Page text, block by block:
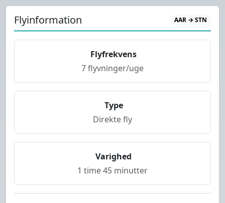
Flyinformation AAR → STN
Flyfrekvens
7 flyvninger/uge
Type
Direkte fly
Varighed
1 time 45 minutter